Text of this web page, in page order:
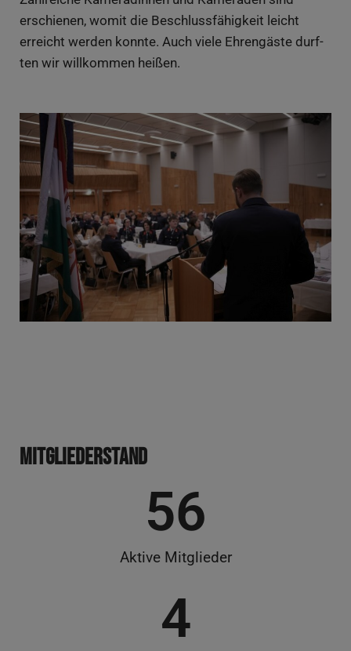
erschie­nen, womit die Beschluss­fä­hig­keit leicht
erreicht wer­den konn­te. Auch vie­le Ehren­gäs­te durf­
ten wir will­kom­men heißen.
Mit­glie­der­stand
Akti­ve Mitglieder
56
4